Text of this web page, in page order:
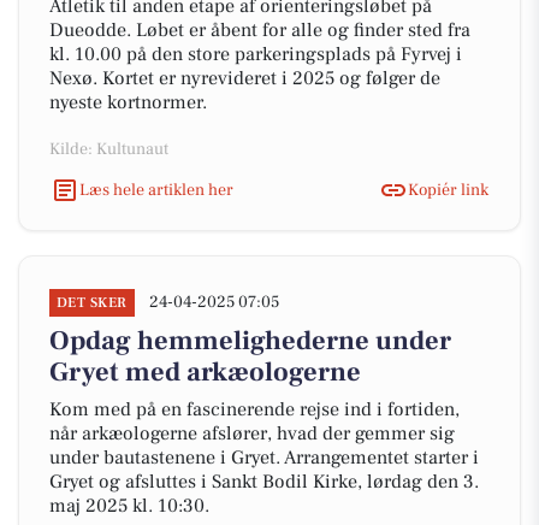
Atletik til anden etape af orienteringsløbet på
Dueodde. Løbet er åbent for alle og finder sted fra
kl. 10.00 på den store parkeringsplads på Fyrvej i
Nexø. Kortet er nyrevideret i 2025 og følger de
nyeste kortnormer.
Kilde: Kultunaut
Læs hele artiklen her
Kopiér link
DET SKER 24-04-2025 07:05
Opdag hemmelighederne under
Gryet med arkæologerne
Kom med på en fascinerende rejse ind i fortiden,
når arkæologerne afslører, hvad der gemmer sig
under bautastenene i Gryet. Arrangementet starter i
Gryet og afsluttes i Sankt Bodil Kirke, lørdag den 3.
maj 2025 kl. 10:30.